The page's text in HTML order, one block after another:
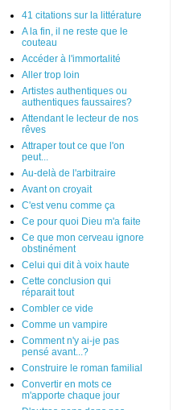
41 citations sur la littérature
A la fin, il ne reste que le
couteau
Accéder à l'immortalité
Aller trop loin
Artistes authentiques ou
authentiques faussaires?
Attendant le lecteur de nos
rêves
Attraper tout ce que l'on
peut...
Au-delà de l'arbitraire
Avant on croyait
C'est venu comme ça
Ce pour quoi Dieu m'a faite
Ce que mon cerveau ignore
obstinément
Celui qui dit à voix haute
Cette conclusion qui
réparait tout
Combler ce vide
Comme un vampire
Comment n'y ai-je pas
pensé avant...?
Construire le roman familial
Convertir en mots ce
m'apporte chaque jour